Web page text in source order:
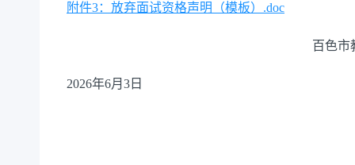
附件3：放弃面试资格声明（模板）.doc
百色市
2026年6月 3 日